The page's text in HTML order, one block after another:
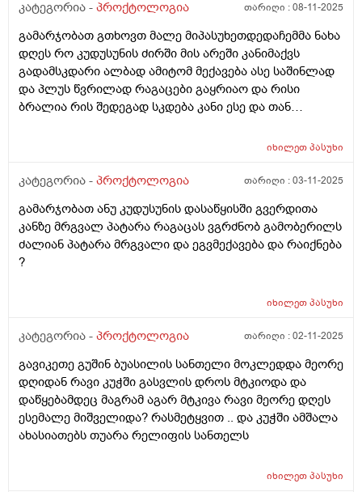
საწმენდითაც ვიწმენდავ მარა შეილება ბევრჯერ
სხვა რაიმის მიმანიშნებელი ხომ არაა .. ასევე
დუნდულების ბოლოში დასაწყისში არა ანუ
კუდუსუნთან არა ბოლოში სადაც ბოდიშით და
ყვერების პარი იწყება იქ მუდვიმად მიღიზიანდება კანი
და გამობურცული მაქ თითქოს თურმანიძე
მომენტშირომ ვიწმენდავ მედება რაგაც გამობურცული
ტკივილი როცა სუფთად ვარ მაგრამ მომენტებში
ვგრძნობ ხოლმე რომ რაგაც მედება იმადგილში
სადაც აგიხწერეთ და არვიცი დაზუსტებით თუარა
მაგრამ ისე მახსოვს რომ ბავშობიდან ასე მაქვს და
ადრეც ბევრჯერ მომსვლია მსგავსი შემთხვევა
კატეგორია - პროქტოლოგია თარიღი :08-11-2025
გამარჯობათ გთხოვთ მალე მიპასუხეთდედაჩემმა ნახა
დღეს რო კუდუსუნის ძირში მის არეში კანიმაქვს
გადამსკდარი ალბად ამიტომ მექავება ასე საშინლად
და პლუს წვრილად რაგაცები გაყრიაო და რისი
ბრალია რის შედეგად სკდება კანი ესე და თან
იხილეთპასუხი
კატეგორია - პროქტოლოგია თარიღი :03-11-2025
გამარჯობათ ანუ კუდუსუნის დასაწყისში გვერდითა
კანზე მრგვალ პატარა რაგაცას ვგრძნობ გამობერილს
ძალიან პატარა მრგვალი და ეგვმექავება და რაიქნება
?
იხილეთპასუხი
კატეგორია - პროქტოლოგია თარიღი :02-11-2025
გავიკეთე გუშინ ბუასილის სანთელი მოკლედდა მეორე
დღიდან რავი კუჭში გასვლის დროს მტკიოდა და
დაწყებამდეც მაგრამ აგარ მტკივა რავი მეორე დღეს
ესემალე მიშველიდა? რასმეტყვით .. და კუჭში ამშალა
ახასიათებს თუარა რელიფის სანთელს
იხილეთპასუხი